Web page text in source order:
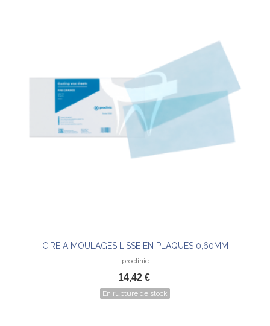
CIRE A MOULAGES LISSE EN PLAQUES 0,60MM
proclinic
14,42 €
En rupture de stock